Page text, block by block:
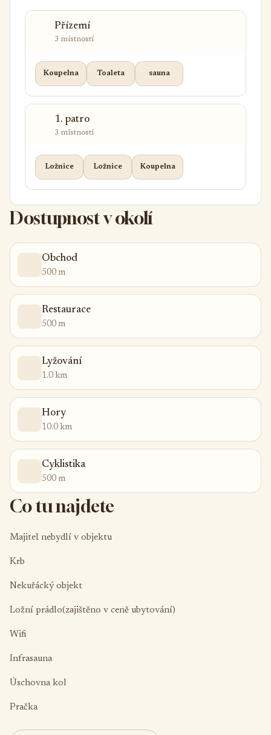
Přízemí
3 místností
Koupelna Toaleta sauna
1. patro
3 místností
Ložnice Ložnice Koupelna
Dostupnost v okolí
Obchod
500 m
Restaurace
500 m
Lyžování
1.0 km
Hory
10.0 km
Cyklistika
500 m
Co tu najdete
Majitel nebydlí v objektu
Krb
Nekuřácký objekt
Ložní prádlo(zajištěno v ceně ubytování)
Wifi
Infrasauna
Úschovna kol
Pračka